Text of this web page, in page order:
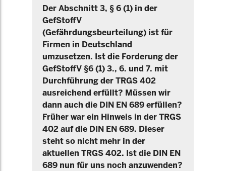
Der Abschnitt 3, § 6 (1) in der
GefStoffV
(Gefährdungsbeurteilung) ist für
Firmen in Deutschland
umzusetzen. Ist die Forderung der
GefStoffV §6 (1) 3., 6. und 7. mit
Durchführung der TRGS 402
ausreichend erfüllt? Müssen wir
dann auch die DIN EN 689 erfüllen?
Früher war ein Hinweis in der TRGS
402 auf die DIN EN 689. Dieser
steht so nicht mehr in der
aktuellen TRGS 402. Ist die DIN EN
689 nun für uns noch anzuwenden?